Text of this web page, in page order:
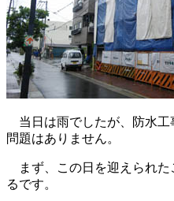
当日は雨でしたが、防水工
問題はありません。
まず、この日を迎えられた
るです。